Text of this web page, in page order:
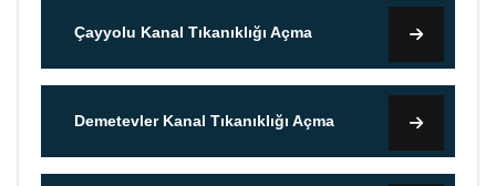
Çayyolu Kanal Tıkanıklığı Açma
Demetevler Kanal Tıkanıklığı Açma